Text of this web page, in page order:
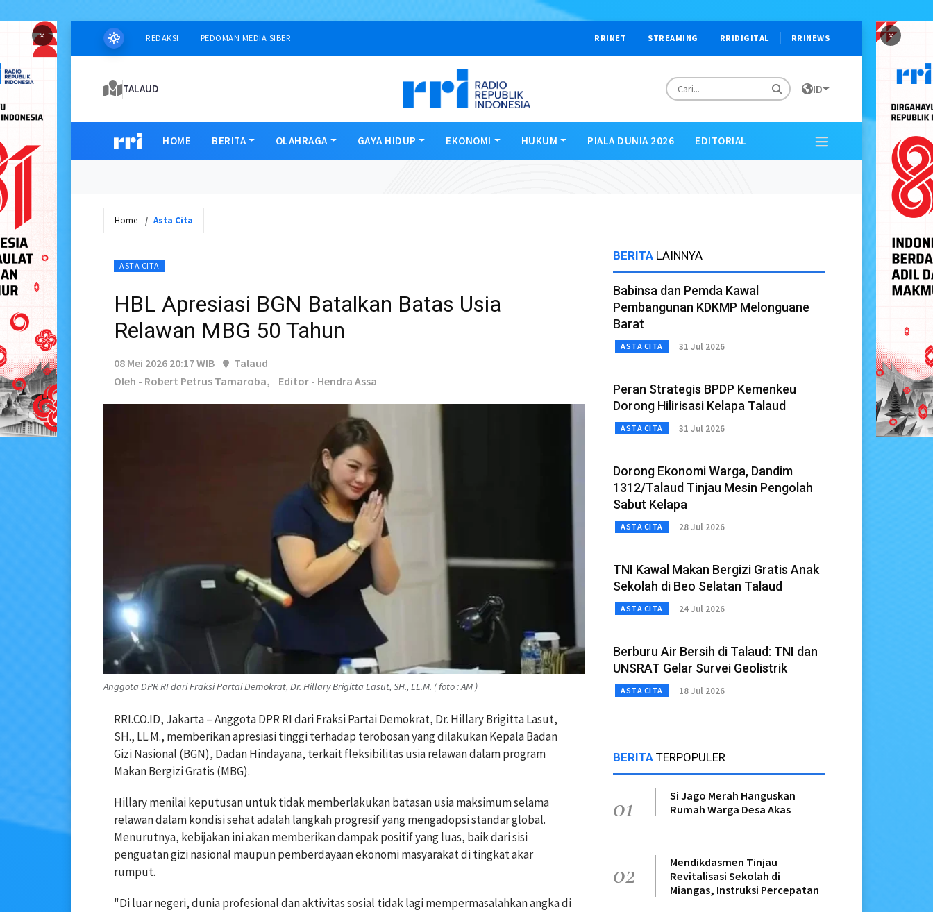
× ×
REDAKSI PEDOMAN MEDIA SIBER RRINET STREAMING RRIDIGITAL RRINEWS
TALAUD ID
HOME BERITA OLAHRAGA GAYA HIDUP EKONOMI HUKUM PIALA DUNIA 2026 EDITORIAL
Home Asta Cita
ASTA CITA
HBL Apresiasi BGN Batalkan Batas Usia
Relawan MBG 50 Tahun
08 Mei 2026 20:17 WIB
Talaud
Oleh - Robert Petrus Tamaroba,
Editor - Hendra Assa
Anggota DPR RI dari Fraksi Partai Demokrat, Dr. Hillary Brigitta Lasut, SH., LL.M. ( foto : AM )
RRI.CO.ID, Jakarta – Anggota DPR RI dari Fraksi Partai Demokrat, Dr. Hillary Brigitta Lasut,
SH., LL.M., memberikan apresiasi tinggi terhadap terobosan yang dilakukan Kepala Badan
Gizi Nasional (BGN), Dadan Hindayana, terkait fleksibilitas usia relawan dalam program
Makan Bergizi Gratis (MBG).
Hillary menilai keputusan untuk tidak memberlakukan batasan usia maksimum selama
relawan dalam kondisi sehat adalah langkah progresif yang mengadopsi standar global.
Menurutnya, kebijakan ini akan memberikan dampak positif yang luas, baik dari sisi
penguatan gizi nasional maupun pemberdayaan ekonomi masyarakat di tingkat akar
rumput.
"Di luar negeri, dunia profesional dan aktivitas sosial tidak lagi mempermasalahkan angka di
BERITA LAINNYA
Babinsa dan Pemda Kawal
Pembangunan KDKMP Melonguane
Barat
ASTA CITA 31 Jul 2026
Peran Strategis BPDP Kemenkeu
Dorong Hilirisasi Kelapa Talaud
ASTA CITA 31 Jul 2026
Dorong Ekonomi Warga, Dandim
1312/Talaud Tinjau Mesin Pengolah
Sabut Kelapa
ASTA CITA 28 Jul 2026
TNI Kawal Makan Bergizi Gratis Anak
Sekolah di Beo Selatan Talaud
ASTA CITA 24 Jul 2026
Berburu Air Bersih di Talaud: TNI dan
UNSRAT Gelar Survei Geolistrik
ASTA CITA 18 Jul 2026
BERITA TERPOPULER
01
Si Jago Merah Hanguskan
Rumah Warga Desa Akas
02
Mendikdasmen Tinjau
Revitalisasi Sekolah di
Miangas, Instruksi Percepatan